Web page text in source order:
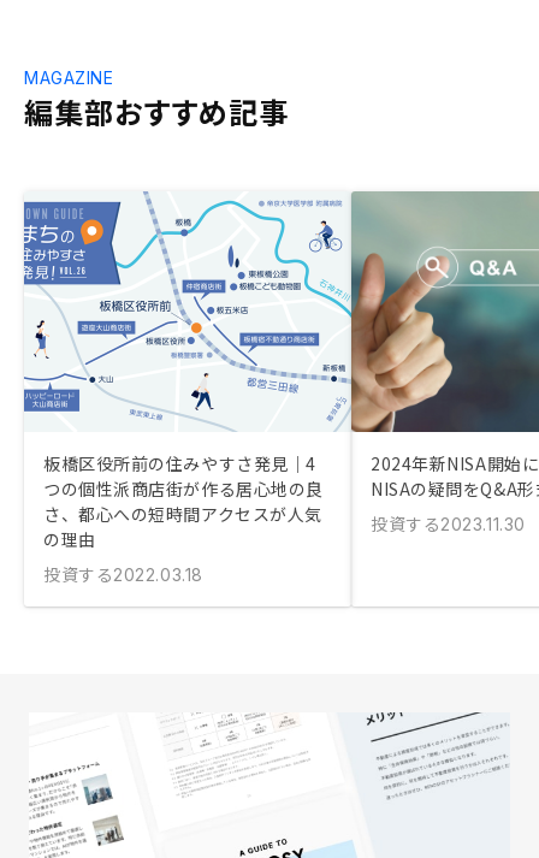
編集部おすすめ記事
MAGAZINE
板橋区役所前の住みやすさ発見｜4
つの個性派商店街が作る居心地の良
さ、都心への短時間アクセスが人気
の理由
投資する2022.03.18
2024年新NISA開始
NISAの疑問をQ&A
投資する2023.11.30